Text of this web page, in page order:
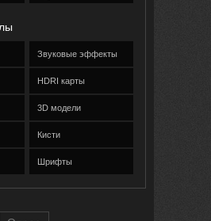
Звуковые эффекты
HDRI карты
3D модели
Кисти
Шрифты